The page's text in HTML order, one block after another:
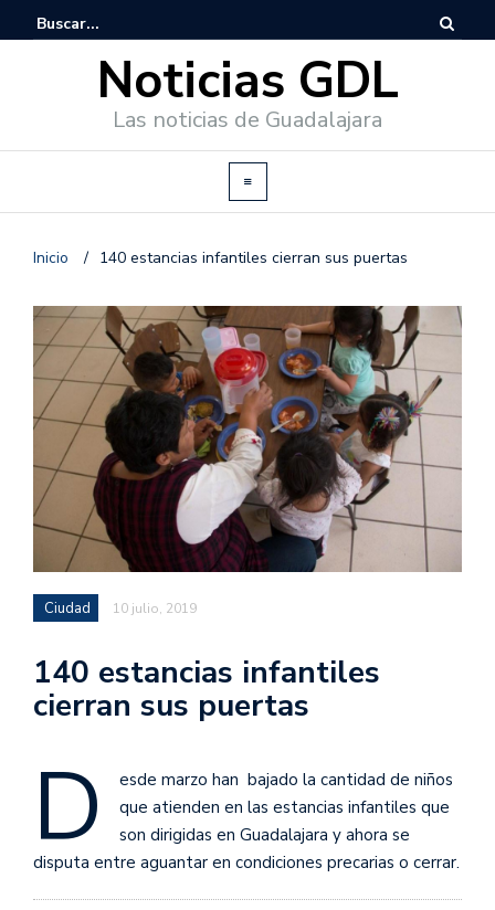
Noticias GDL
Las noticias de Guadalajara
Inicio / 140 estancias infantiles cierran sus puertas
Ciudad 10 julio, 2019
140 estancias infantiles
cierran sus puertas
D
esde marzo han bajado la cantidad de niños
que atienden en las estancias infantiles que
son dirigidas en Guadalajara y ahora se
disputa entre aguantar en condiciones precarias o cerrar.